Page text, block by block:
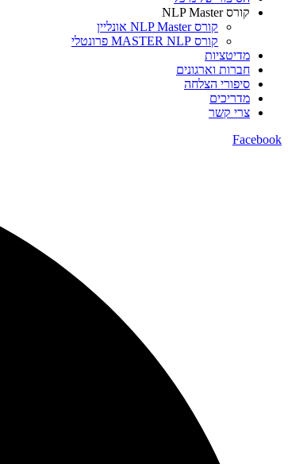
קורס NLP Master
קורס NLP Master אונליין
קורס MASTER NLP פרונטלי
מדיטציות
חברות וארגונים
סיפורי הצלחה
מדריכים
צרי קשר
Facebook